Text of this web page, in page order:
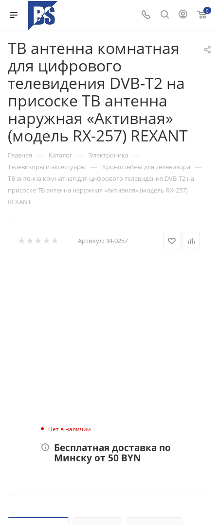
0
ТВ антенна комнатная
для цифрового
телевидения DVB-T2 на
присоске ТВ антенна
наружная «Активная»
(модель RX-257) REXANT
Главная — Каталог — Электроника —
Телевизоры и аксессуары — Кронштейны для телевизора —
ТВ антенна комнатная для цифрового телевидения DVB-T2 на
присоске ТВ антенна наружная «Активная» (модель RX-257)
REXANT
Артикул:34-0257
Нет в наличии
Бесплатная доставка по
Минску от 50 BYN